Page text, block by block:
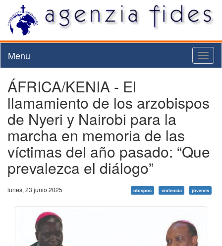
Menu
ÁFRICA/KENIA - El
llamamiento de los arzobispos
de Nyeri y Nairobi para la
marcha en memoria de las
víctimas del año pasado: “Que
prevalezca el diálogo”
lunes, 23 junio 2025 obispos violencia jóvenes